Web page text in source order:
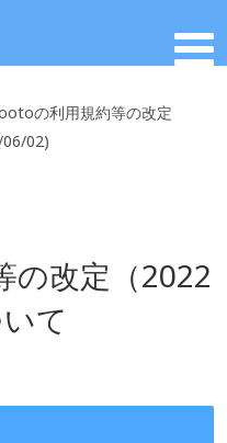
の利用規約等の改定
06/02)
の改定（2022
て